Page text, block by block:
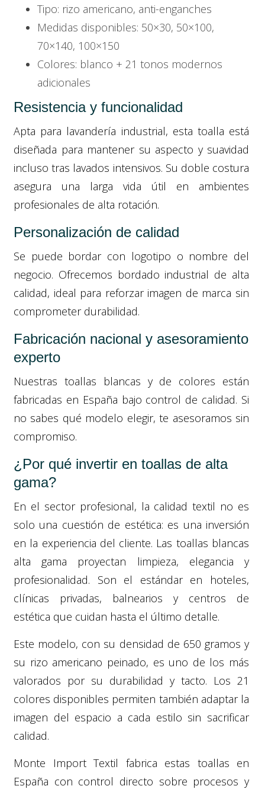
Tipo: rizo americano, anti-enganches
Medidas disponibles: 50×30, 50×100,
70×140, 100×150
Colores: blanco + 21 tonos modernos
adicionales
Resistencia y funcionalidad
Apta para lavandería industrial, esta toalla está
diseñada para mantener su aspecto y suavidad
incluso tras lavados intensivos. Su doble costura
asegura una larga vida útil en ambientes
profesionales de alta rotación.
Personalización de calidad
Se puede bordar con logotipo o nombre del
negocio. Ofrecemos bordado industrial de alta
calidad, ideal para reforzar imagen de marca sin
comprometer durabilidad.
Fabricación nacional y asesoramiento
experto
Nuestras toallas blancas y de colores están
fabricadas en España bajo control de calidad. Si
no sabes qué modelo elegir, te asesoramos sin
compromiso.
¿Por qué invertir en toallas de alta
gama?
En el sector profesional, la calidad textil no es
solo una cuestión de estética: es una inversión
en la experiencia del cliente. Las toallas blancas
alta gama proyectan limpieza, elegancia y
profesionalidad. Son el estándar en hoteles,
clínicas privadas, balnearios y centros de
estética que cuidan hasta el último detalle.
Este modelo, con su densidad de 650 gramos y
su rizo americano peinado, es uno de los más
valorados por su durabilidad y tacto. Los 21
colores disponibles permiten también adaptar la
imagen del espacio a cada estilo sin sacrificar
calidad.
Monte Import Textil fabrica estas toallas en
España con control directo sobre procesos y